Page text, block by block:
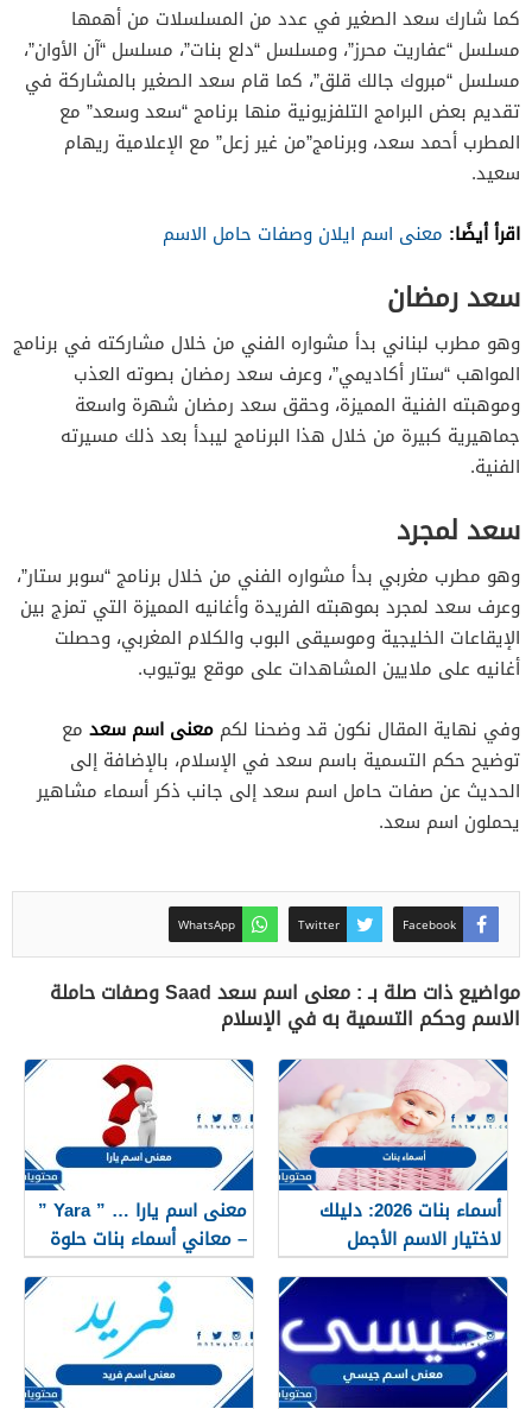
كما شارك سعد الصغير في عدد من المسلسلات من أهمها
مسلسل “عفاريت محرز”، ومسلسل “دلع بنات”، مسلسل “آن الأوان”،
مسلسل “مبروك جالك قلق”، كما قام سعد الصغير بالمشاركة في
تقديم بعض البرامج التلفزيونية منها برنامج “سعد وسعد” مع
المطرب أحمد سعد، وبرنامج”من غير زعل” مع الإعلامية ريهام
سعيد.
اقرأ أيضًا: معنى اسم ايلان وصفات حامل الاسم
سعد رمضان
وهو مطرب لبناني بدأ مشواره الفني من خلال مشاركته في برنامج
المواهب “ستار أكاديمي”، وعرف سعد رمضان بصوته العذب
وموهبته الفنية المميزة، وحقق سعد رمضان شهرة واسعة
جماهيرية كبيرة من خلال هذا البرنامج ليبدأ بعد ذلك مسيرته
الفنية.
سعد لمجرد
وهو مطرب مغربي بدأ مشواره الفني من خلال برنامج “سوبر ستار”،
وعرف سعد لمجرد بموهبته الفريدة وأغانيه المميزة التي تمزج بين
الإيقاعات الخليجية وموسيقى البوب والكلام المغربي، وحصلت
أغانيه على ملايين المشاهدات على موقع يوتيوب.
وفي نهاية المقال نكون قد وضحنا لكم معنى اسم سعد مع
توضيح حكم التسمية باسم سعد في الإسلام، بالإضافة إلى
الحديث عن صفات حامل اسم سعد إلى جانب ذكر أسماء مشاهير
يحملون اسم سعد.
Facebook
Twitter
WhatsApp
مواضيع ذات صلة بـ : معنى اسم سعد Saad وصفات حاملة
الاسم وحكم التسمية به في الإسلام
أسماء بنات 2026: دليلك
لاختيار الاسم الأجمل
لمولودتك القادمة
معنى اسم يارا … ” Yara ”
– معاني أسماء بنات حلوة
2025